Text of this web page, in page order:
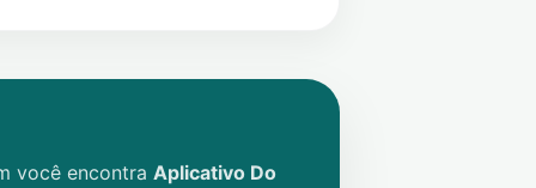
você encontra Aplicativo Do